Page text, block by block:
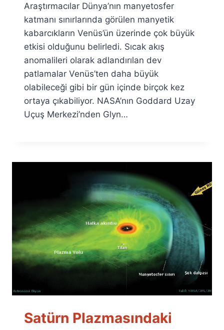
Fuat
Özyar
Araştırmacılar Dünya’nın manyetosfer
katmanı sınırlarında görülen manyetik
kabarcıkların Venüs’ün üzerinde çok büyük
etkisi olduğunu belirledi. Sıcak akış
anomalileri olarak adlandırılan dev
patlamalar Venüs’ten daha büyük
olabileceği gibi bir gün içinde birçok kez
ortaya çıkabiliyor. NASA’nın Goddard Uzay
Uçuş Merkezi’nden Glyn…
Satürn Plazmasındaki